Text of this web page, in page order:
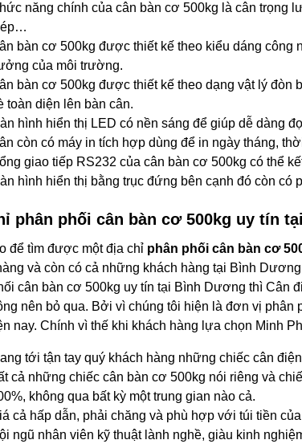
năng chính của cân bàn cơ 500kg là cân trọng
bàn cơ 500kg được thiết kế theo kiểu dáng
của môi trường.
bàn cơ 500kg được thiết kế theo dạng vật lý đòn
toàn diện lên bàn cân.
hình hiển thị LED có nền sáng để giúp dễ dàng
còn có máy in tích hợp dùng để in ngày tháng,
giao tiếp RS232 của cân bàn cơ 500kg có thể
hình hiển thị bằng trục đứng bên cạnh đó còn có
phân phối cân bàn cơ 500kg uy tín
để tìm được một địa chỉ phân phối cân bàn cơ
và còn có cả những khách hàng tại Bình
cân bàn cơ 500kg uy tín tại Bình Dương thì Cân
nên bỏ qua. Bởi vì chúng tôi hiện là đơn vị phân
nay. Chính vì thế khi khách hàng lựa chọn Minh
tới tận tay quý khách hàng những chiếc cân
cả những chiếc cân bàn cơ 500kg nói riêng và
không qua bất kỳ một trung gian nào cả.
cả hấp dẫn, phải chăng và phù hợp với túi tiền
ngũ nhân viên kỹ thuật lành nghề, giàu kinh